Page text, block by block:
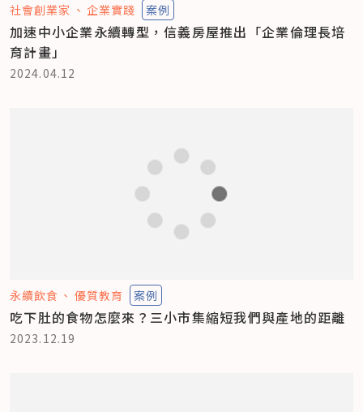
社會創業家 企業實踐 案例
加速中小企業永續轉型，信義房屋推出「企業倫理長培
育計畫」
2024.04.12
永續飲食 優質教育 案例
吃下肚的食物怎麼來？三小市集縮短我們與產地的距離
2023.12.19